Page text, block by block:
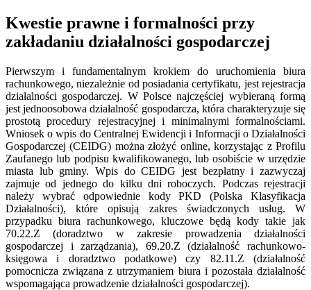
Kwestie prawne i formalności przy
zakładaniu działalności gospodarczej
Pierwszym i fundamentalnym krokiem do uruchomienia biura
rachunkowego, niezależnie od posiadania certyfikatu, jest rejestracja
działalności gospodarczej. W Polsce najczęściej wybieraną formą
jest jednoosobowa działalność gospodarcza, która charakteryzuje się
prostotą procedury rejestracyjnej i minimalnymi formalnościami.
Wniosek o wpis do Centralnej Ewidencji i Informacji o Działalności
Gospodarczej (CEIDG) można złożyć online, korzystając z Profilu
Zaufanego lub podpisu kwalifikowanego, lub osobiście w urzędzie
miasta lub gminy. Wpis do CEIDG jest bezpłatny i zazwyczaj
zajmuje od jednego do kilku dni roboczych. Podczas rejestracji
należy wybrać odpowiednie kody PKD (Polska Klasyfikacja
Działalności), które opisują zakres świadczonych usług. W
przypadku biura rachunkowego, kluczowe będą kody takie jak
70.22.Z (doradztwo w zakresie prowadzenia działalności
gospodarczej i zarządzania), 69.20.Z (działalność rachunkowo-
księgowa i doradztwo podatkowe) czy 82.11.Z (działalność
pomocnicza związana z utrzymaniem biura i pozostała działalność
wspomagająca prowadzenie działalności gospodarczej).